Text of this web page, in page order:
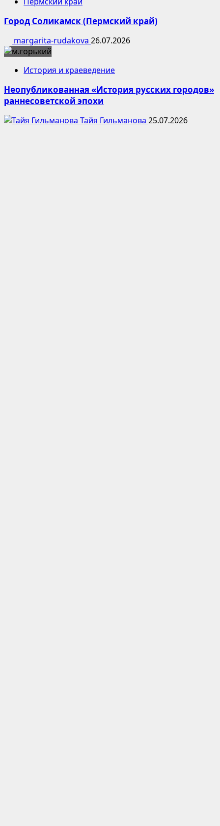
Город Соликамск (Пермский край)
margarita-rudakova 26.07.2026
История и краеведение
Неопубликованная «История русских городов»
раннесоветской эпохи
Тайя Гильманова 25.07.2026